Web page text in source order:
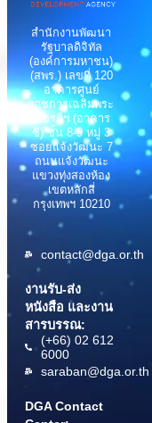
สำนักงานพัฒนา
รัฐบาลดิจิทัล
(องค์การมหาชน)
(สพร.) เลขที่ 120
อาคารศูนย์
ราชการเฉลิมพระ
เกียรติฯ (อาคาร
ซี) ชั้น 8-9 หมู่ 3
ซอยแจ้งวัฒนะ 7
ถนนแจ้งวัฒนะ
แขวงทุ่งสองห้อง
เขตหลักสี่
กรุงเทพฯ 10210
contact@dga.or.th
งานรับ-ส่ง
หนังสือ และงาน
สารบรรณ:
(+66) 02 612
6000
saraban@dga.or.th
DGA Contact